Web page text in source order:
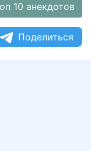
10 анекдотов
Поделиться